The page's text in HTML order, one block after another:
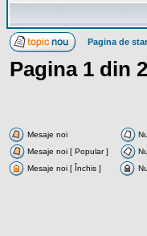
Pagina de
Pagina 1 din 2
Mesaje noi
Mesaje noi [ Popular ]
Mesaje noi [ Închis ]